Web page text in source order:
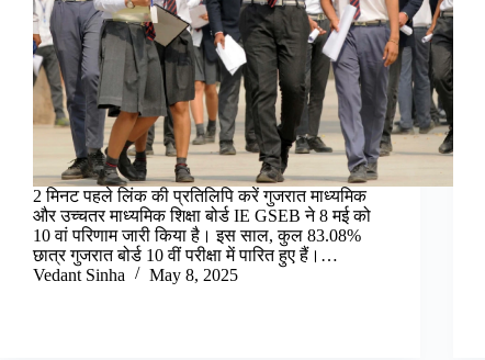
2 मिनट पहले लिंक की प्रतिलिपि करें गुजरात माध्यमिक
और उच्चतर माध्यमिक शिक्षा बोर्ड IE GSEB ने 8 मई को
10 वां परिणाम जारी किया है। इस साल, कुल 83.08%
छात्र गुजरात बोर्ड 10 वीं परीक्षा में पारित हुए हैं।…
Vedant Sinha
May 8, 2025